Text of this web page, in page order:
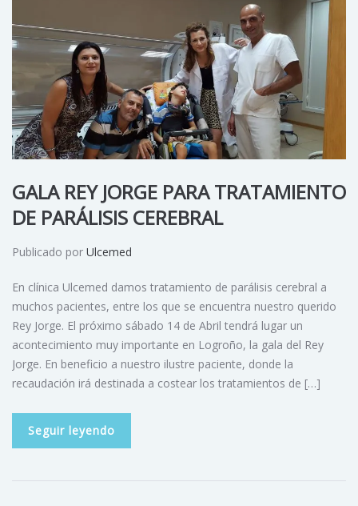
GALA REY JORGE PARA TRATAMIENTO
DE PARÁLISIS CEREBRAL
Publicado por Ulcemed
En clínica Ulcemed damos tratamiento de parálisis cerebral a
muchos pacientes, entre los que se encuentra nuestro querido
Rey Jorge. El próximo sábado 14 de Abril tendrá lugar un
acontecimiento muy importante en Logroño, la gala del Rey
Jorge. En beneficio a nuestro ilustre paciente, donde la
recaudación irá destinada a costear los tratamientos de […]
Seguir leyendo